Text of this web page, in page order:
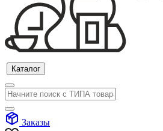
Каталог
Заказы